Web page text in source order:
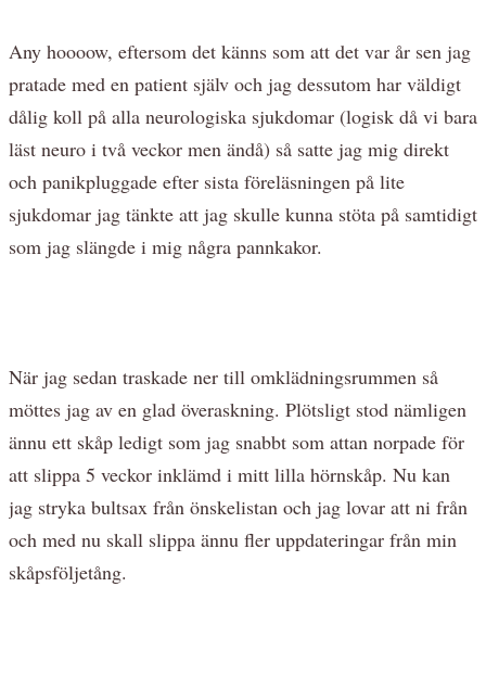
Any hoooow, eftersom det känns som att det var år sen jag
pratade med en patient själv och jag dessutom har väldigt
dålig koll på alla neurologiska sjukdomar (logisk då vi bara
läst neuro i två veckor men ändå) så satte jag mig direkt
och panikpluggade efter sista föreläsningen på lite
sjukdomar jag tänkte att jag skulle kunna stöta på samtidigt
som jag slängde i mig några pannkakor.
När jag sedan traskade ner till omklädningsrummen så
möttes jag av en glad överaskning. Plötsligt stod nämligen
ännu ett skåp ledigt som jag snabbt som attan norpade för
att slippa 5 veckor inklämd i mitt lilla hörnskåp. Nu kan
jag stryka bultsax från önskelistan och jag lovar att ni från
och med nu skall slippa ännu fler uppdateringar från min
skåpsföljetång.